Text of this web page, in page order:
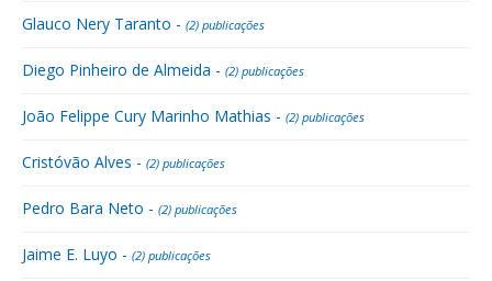
Glauco Nery Taranto - (2) publicações
Diego Pinheiro de Almeida - (2) publicações
João Felippe Cury Marinho Mathias - (2) publicações
Cristóvão Alves - (2) publicações
Pedro Bara Neto - (2) publicações
Jaime E. Luyo - (2) publicações